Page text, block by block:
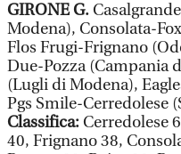
GIRONE G.
Modena), Consolata-
Flos Frugi-Frignano
Due-Pozza (Campania
(Lugli di Modena),
Pgs Smile-Cerredolese
Classifica: Cerredolese
40, Frignano 38,